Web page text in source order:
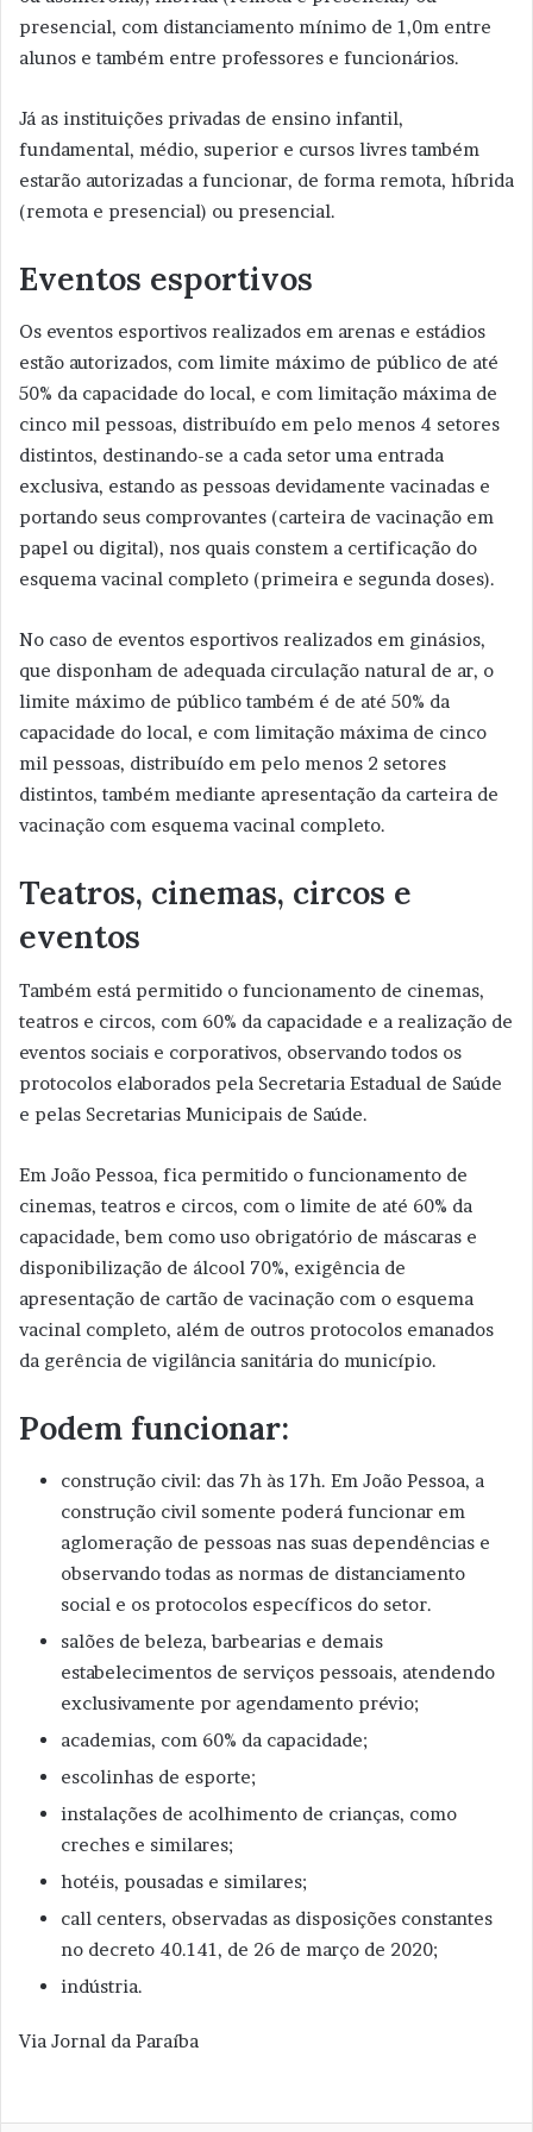
presencial, com distanciamento mínimo de 1,0m entre
alunos e também entre professores e funcionários.
Já as instituições privadas de ensino infantil,
fundamental, médio, superior e cursos livres também
estarão autorizadas a funcionar, de forma remota, híbrida
(remota e presencial) ou presencial.
Eventos esportivos
Os eventos esportivos realizados em arenas e estádios
estão autorizados, com limite máximo de público de até
50% da capacidade do local, e com limitação máxima de
cinco mil pessoas, distribuído em pelo menos 4 setores
distintos, destinando-se a cada setor uma entrada
exclusiva, estando as pessoas devidamente vacinadas e
portando seus comprovantes (carteira de vacinação em
papel ou digital), nos quais constem a certificação do
esquema vacinal completo (primeira e segunda doses).
No caso de eventos esportivos realizados em ginásios,
que disponham de adequada circulação natural de ar, o
limite máximo de público também é de até 50% da
capacidade do local, e com limitação máxima de cinco
mil pessoas, distribuído em pelo menos 2 setores
distintos, também mediante apresentação da carteira de
vacinação com esquema vacinal completo.
Teatros, cinemas, circos e
eventos
Também está permitido o funcionamento de cinemas,
teatros e circos, com 60% da capacidade e a realização de
eventos sociais e corporativos, observando todos os
protocolos elaborados pela Secretaria Estadual de Saúde
e pelas Secretarias Municipais de Saúde.
Em João Pessoa, fica permitido o funcionamento de
cinemas, teatros e circos, com o limite de até 60% da
capacidade, bem como uso obrigatório de máscaras e
disponibilização de álcool 70%, exigência de
apresentação de cartão de vacinação com o esquema
vacinal completo, além de outros protocolos emanados
da gerência de vigilância sanitária do município.
Podem funcionar:
construção civil: das 7h às 17h. Em João Pessoa, a
construção civil somente poderá funcionar em
aglomeração de pessoas nas suas dependências e
observando todas as normas de distanciamento
social e os protocolos específicos do setor.
salões de beleza, barbearias e demais
estabelecimentos de serviços pessoais, atendendo
exclusivamente por agendamento prévio;
academias, com 60% da capacidade;
escolinhas de esporte;
instalações de acolhimento de crianças, como
creches e similares;
hotéis, pousadas e similares;
call centers, observadas as disposições constantes
no decreto 40.141, de 26 de março de 2020;
indústria.
Via Jornal da Paraíba